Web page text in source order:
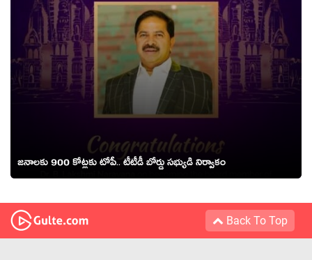
జ‌నాలకు 900 కోట్ల‌కు టోపీ.. టీటీడీ బోర్డు స‌భ్యుడి నిర్వాకం
Back To Top